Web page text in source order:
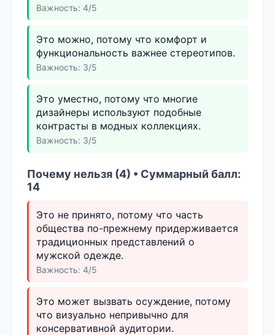
Важность: 4/5
Это можно, потому что комфорт и
функциональность важнее стереотипов.
Важность: 3/5
Это уместно, потому что многие
дизайнеры используют подобные
контрасты в модных коллекциях.
Важность: 3/5
Почему нельзя (4) • Суммарный балл:
14
Это не принято, потому что часть
общества по-прежнему придерживается
традиционных представлений о
мужской одежде.
Важность: 4/5
Это может вызвать осуждение, потому
что визуально непривычно для
консервативной аудитории.